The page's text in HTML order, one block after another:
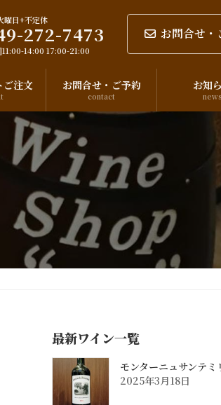
曜日+不定休
272-7473
14:00 17:00-21:00
お問合せ・
ご注文 お問合せ・ご予約
contact
お知
news
最新ワイン一覧
モンターニュサンテミ
2025年3月18日